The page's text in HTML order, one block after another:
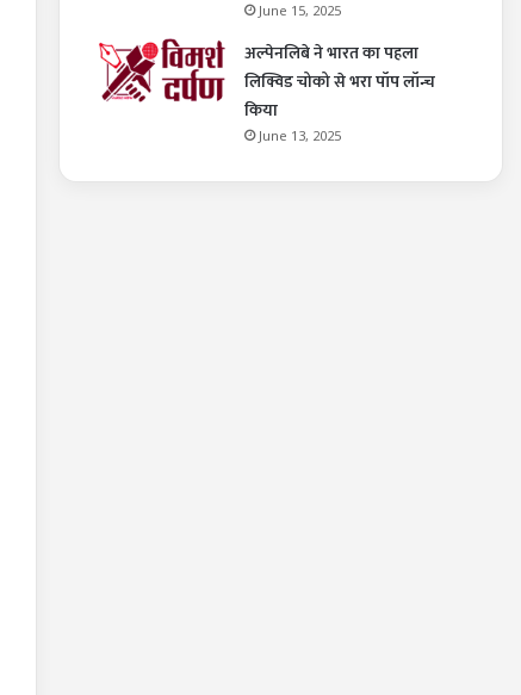
June 15, 2025
अल्पेनलिबे ने भारत का पहला
लिक्विड चोको से भरा पॉप लॉन्च
किया
June 13, 2025